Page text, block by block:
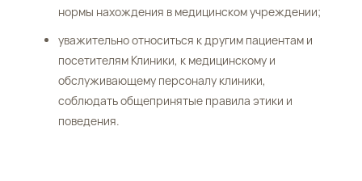
нормы нахождения в медицинском учреждении;
уважительно относиться к другим пациентам и
посетителям Клиники, к медицинскому и
обслуживающему персоналу клиники,
соблюдать общепринятые правила этики и
поведения.